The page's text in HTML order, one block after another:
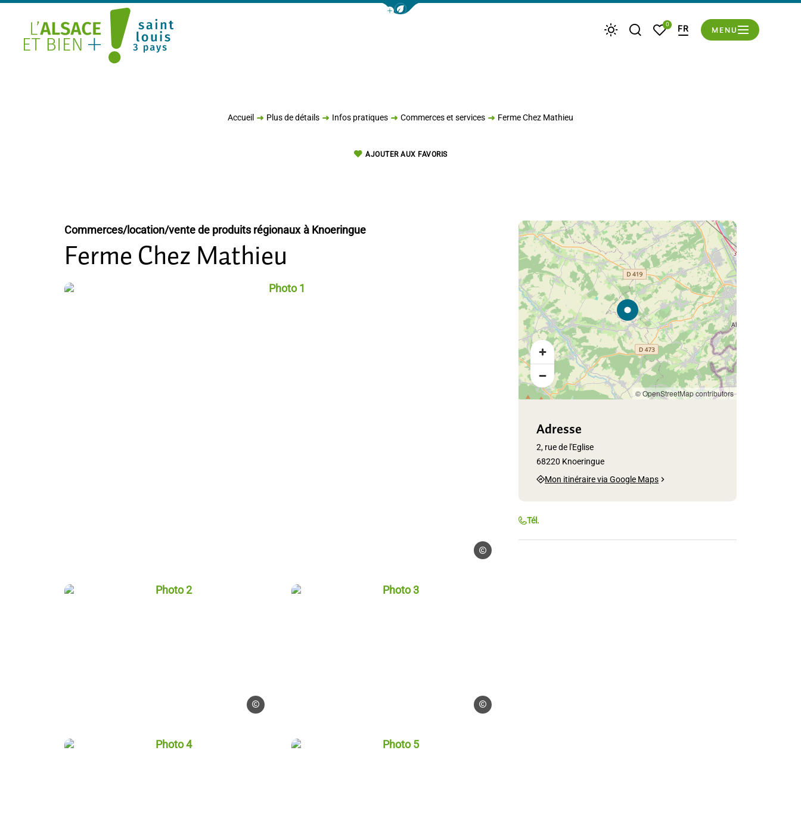
Afficher la barre de navigation du mode éco
MétéoJe recherche
Mes favoris
0 FR MENU
Accueil Plus de détails Infos pratiques Commerces et services Ferme Chez Mathieu
AJOUTER AUX FAVORIS
Commerces/location/vente de produits régionaux à Knoeringue
Ferme Chez Mathieu
Photo 1, © AAT Saint-Louis 3 Pays_Cachoux
AAT Saint-Louis 3 Pays_Cachoux
Photo 2, © AAT Saint-Louis 3 Pays_Cachoux
AAT Saint-Louis 3 Pays_Cachoux
Photo 3, © AAT Saint-Louis 3 Pays_Cachoux
AAT Saint-Louis 3 Pays_Cachoux
Photo 4, © AAT Saint-Louis 3 Pays_Cachoux Photo 5, © AAT Saint-Louis 3 Pays_Cachoux
© OpenStreetMap contributors
Adresse
2, rue de l'Eglise
68220 Knoeringue
Mon itinéraire via Google Maps
Tél.